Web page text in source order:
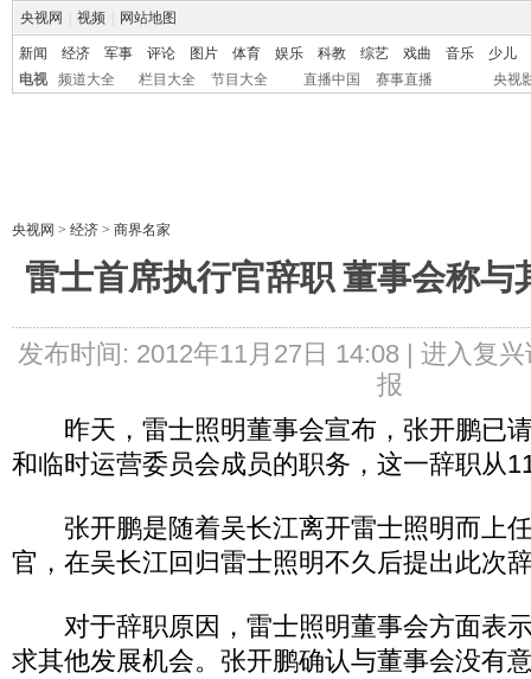
央视网 视频 网站地图
新闻 经济 军事 评论 图片 体育 娱乐 科教 综艺 戏曲 音乐
少儿
电视
频道大全 栏目大全 节目大全 直播中国 赛事直播 央视
央视网 > 经济 > 商界名家
雷士首席执行官辞职 董事会称与
发布时间: 2012年11月27日 14:08 | 进入复兴
报
昨天，雷士照明董事会宣布，张开鹏已
和临时运营委员会成员的职务，这一辞职从
张开鹏是随着吴长江离开雷士照明而上
官，在吴长江回归雷士照明不久后提出此次
对于辞职原因，雷士照明董事会方面表
求其他发展机会。张开鹏确认与董事会没有